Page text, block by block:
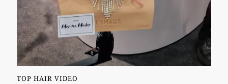
TOP HAIR VIDEO